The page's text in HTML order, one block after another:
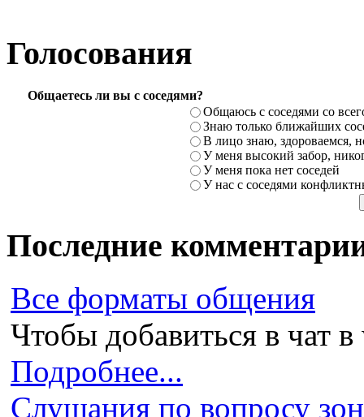
Голосования
Общаетесь ли вы с соседями?
Общаюсь с соседями со
Знаю только ближайших
В лицо знаю, здороваемся,
У меня высокий забор,
У меня пока нет соседей
У нас с соседями
Последние
Все форматы общения
Чтобы добавиться в чат
Подробнее...
Слушания по вопросу